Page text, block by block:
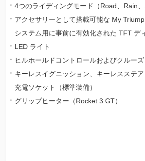
4つのライディングモード（Road、Rain、
アクセサリーとして搭載可能な My
システム用に事前に有効化された TFT デ
LED ライト
ヒルホールドコントロールおよびクルー
キーレスイグニッション、キーレスステ
充電ソケット（標準装備）
グリップヒーター（Rocket 3 GT）